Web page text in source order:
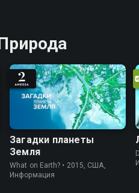
Загадки планеты
Земля
What on Earth? • 2015, США,
Информация